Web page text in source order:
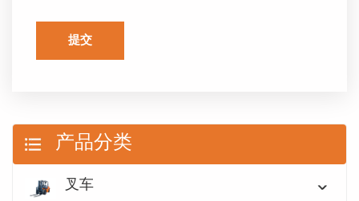
提交
产品分类
叉车